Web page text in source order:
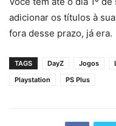
adicionar os títulos à
fora desse prazo, já era.
TAGS DayZ Jogos
Playstation
PS Plus